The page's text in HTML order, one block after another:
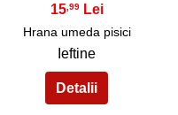
15,99
Hrana umeda pisici
Ieftine